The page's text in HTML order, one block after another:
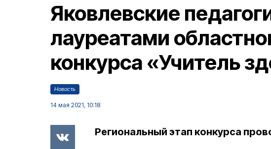
Яковлевские
лауреатами
конкурса «Учитель
Новость
14 мая 2021, 10:18
Региональный этап конкурса